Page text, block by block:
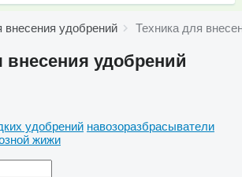
внесения удобрений Техника для
внесения удобрений
удобрений навозоразбрасыватели
жижи